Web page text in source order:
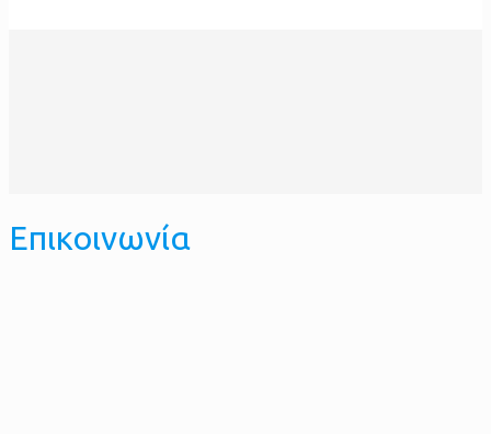
Επικοινωνία